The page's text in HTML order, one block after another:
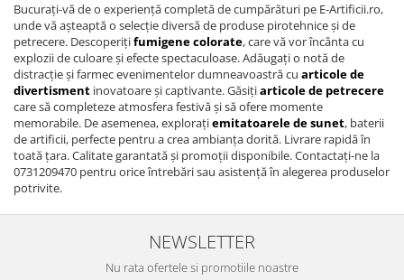
Bucurați-vă de o experiență completă de cumpărături pe E-Artificii.ro,
unde vă așteaptă o selecție diversă de produse pirotehnice și de
petrecere. Descoperițifumigene colorate, care vă vor încânta cu
explozii de culoare și efecte spectaculoase. Adăugați o notă de
distracție și farmec evenimentelor dumneavoastră cu articole de
divertisment inovatoare și captivante. Găsițiarticole de petrecere
care să completeze atmosfera festivă și să ofere momente
memorabile. De asemenea, explorațiemitatoarele de sunet, baterii
de artificii, perfecte pentru a crea ambianța dorită. Livrare rapidă în
toată țara. Calitate garantată și promoții disponibile. Contactați-ne la
0731209470 pentru orice întrebări sau asistență în alegerea produselor
potrivite.
NEWSLETTER
Nu rata ofertele si promotiile noastre